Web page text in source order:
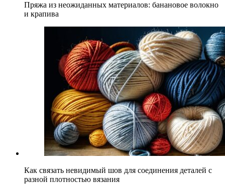
Пряжа из неожиданных материалов: банановое волокно
и крапива
Как связать невидимый шов для соединения деталей с
разной плотностью вязания